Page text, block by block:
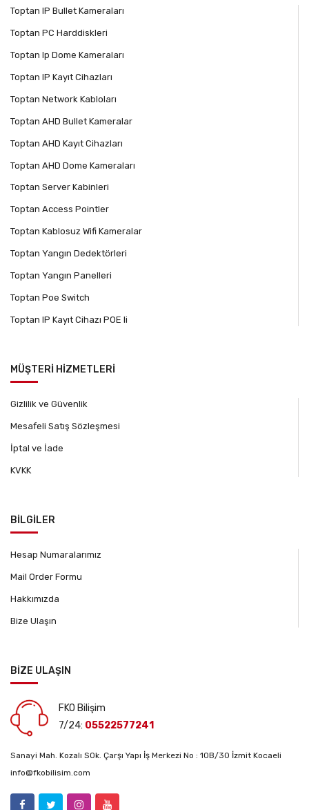
Toptan IP Bullet Kameraları
Toptan PC Harddiskleri
Toptan Ip Dome Kameraları
Toptan IP Kayıt Cihazları
Toptan Network Kabloları
Toptan AHD Bullet Kameralar
Toptan AHD Kayıt Cihazları
Toptan AHD Dome Kameraları
Toptan Server Kabinleri
Toptan Access Pointler
Toptan Kablosuz Wifi Kameralar
Toptan Yangın Dedektörleri
Toptan Yangın Panelleri
Toptan Poe Switch
Toptan IP Kayıt Cihazı POE li
MÜŞTERİ HİZMETLERİ
Gizlilik ve Güvenlik
Mesafeli Satış Sözleşmesi
İptal ve İade
KVKK
BİLGİLER
Hesap Numaralarımız
Mail Order Formu
Hakkımızda
Bize Ulaşın
BİZE ULAŞIN
FKO Bilişim
7/24: 05522577241
Sanayi Mah. Kozalı SOk. Çarşı Yapı İş Merkezi No : 10B/30 İzmit Kocaeli
info@fkobilisim.com